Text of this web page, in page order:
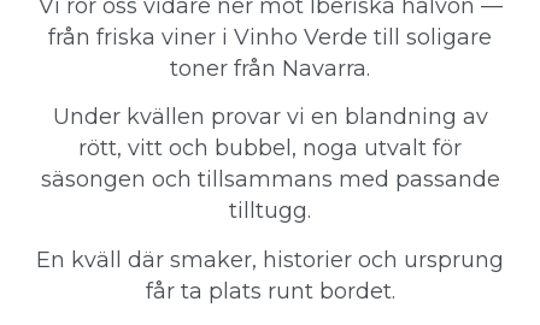
Vi rör oss vidare ner mot Iberiska halvön —
från friska viner i Vinho Verde till soligare
toner från Navarra.
Under kvällen provar vi en blandning av
rött, vitt och bubbel, noga utvalt för
säsongen och tillsammans med passande
tilltugg.
En kväll där smaker, historier och ursprung
får ta plats runt bordet.